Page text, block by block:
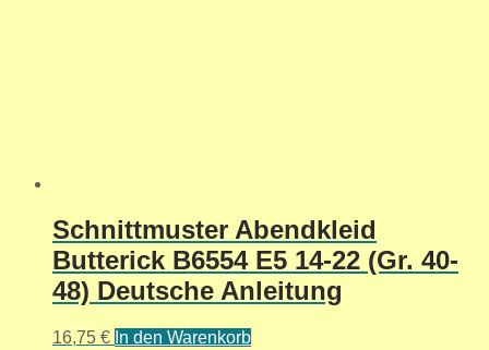
Schnittmuster Abendkleid
Butterick B6554 E5 14-22 (Gr. 40-
48) Deutsche Anleitung
16,75 € In den Warenkorb